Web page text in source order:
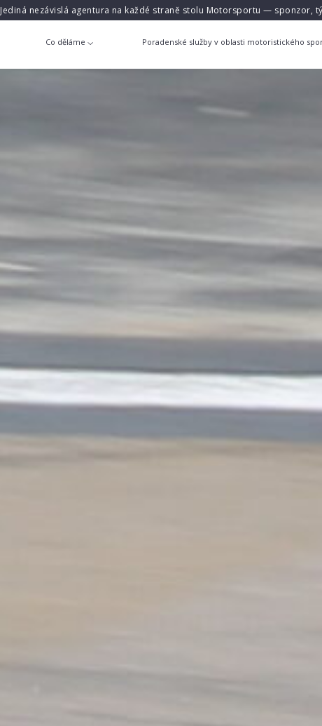
Jediná nezávislá agentura na každé straně stolu Motorsportu — sponzor,
Co děláme Poradenské služby v oblasti motoristického